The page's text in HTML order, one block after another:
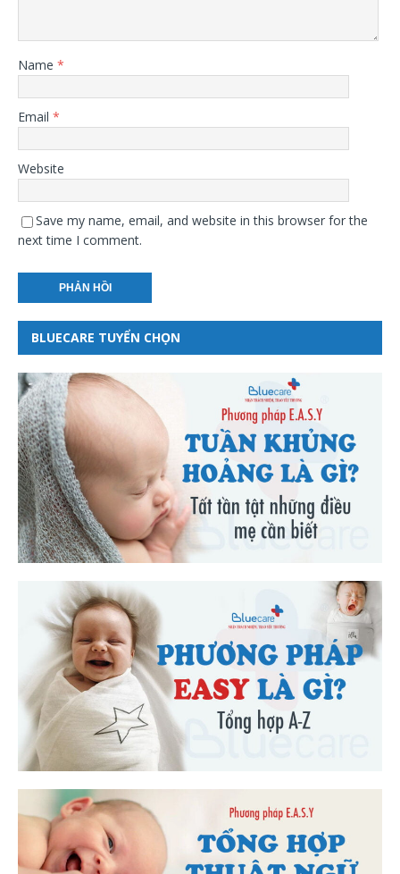
Name *
Email *
Website
Save my name, email, and website in this browser for the
next time I comment.
BLUECARE TUYỂN CHỌN